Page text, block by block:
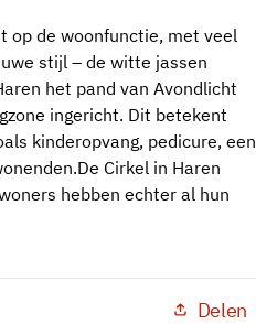
op de woonfunctie, met veel
stijl – de witte jassen
het pand van Avondlicht
ingericht. Dit betekent
kinderopvang, pedicure, een
Cirkel in Haren
hebben echter al hun
Delen